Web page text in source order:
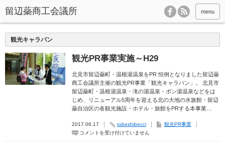
menu
観光キャラバン
観光PR事業実施～H29
北見市留辺蘂町・温根湯温泉をPR 恒例となりました留辺蘂
商工会議所主催の観光PR事業「観光キャラバン」。 北見市
留辺蘂町・温根湯温泉・滝の湯温泉・ポン湯温泉などをは
じめ、リニューアル5周年を迎える北の大地の水族館・留辺
蘂自治区の各観光施設・ホテル・旅館をPRする本事業…
2017.06.17 rubeshibecci
観光PR事業
観
コメントを受け付けていません